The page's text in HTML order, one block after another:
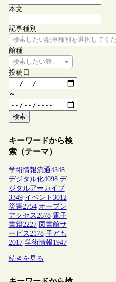
本文
記事種別
検索したい記事種別を選択してく
館種
検索したい館種を選択してください
投稿日
～
検索
キーワードから検
索（テーマ）
学術情報流通4348
デジタル化4098 デ
ジタルアーカイブ
3349 イベント 3012
災害2754 オープン
アクセス 2678 電子
書籍2227 図書館サ
ービス 2178 子ども
2017 学術情報1947
続きを見る